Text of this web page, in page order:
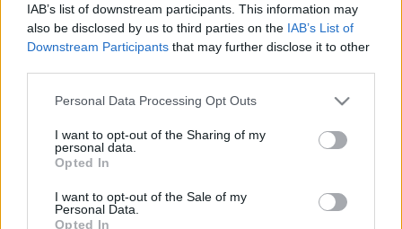
IAB’s list of downstream participants. This information may
also be disclosed by us to third parties on the IAB’s List of
Downstream Participants that may further disclose it to other
Please note that this website/app uses one or more Google
not limited to your visit or usage behaviour. You may click to
grant or deny consent to Google and its third-party tags to
use your data for below specified purposes in below Google
consent section.
Personal Data Processing Opt Outs
I want to opt-out of the Sharing of my
personal data.
Opted In
I want to opt-out of the Sale of my
Personal Data.
Opted In
Η πίτσα είναι ένα εύκολο, νόστιμο και αγαπημένο
φαγητό για την πλειοψηφία του κόσμου. Ωστόσο
κουβαλάει πολλές θερμίδες και πολλές φορές την
αποφεύγουμε αν και πολύ θα θέλαμε να τη φάμε.
Υπάρχει βέβαια τρόπος να κάνετε την πίτσα λιγότερο
θερμίδες αλλά και 4,5 γραμμάρια λιπαρά, ανά κομμάτι. Δεν
είναι και λίγα.
Μερικοί ερευνητές έκαναν ένα πείραμα και μάλλον στέφθηκε
από επιτυχία. Πήραν ένα κομμάτι πίτσα πεπερόνι και το